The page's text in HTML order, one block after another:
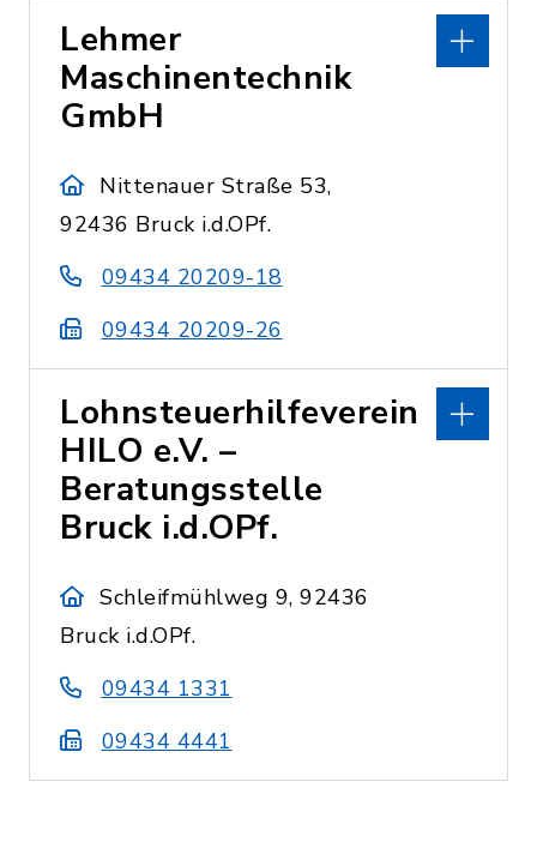
Lehmer
Maschinentechnik
GmbH
Nittenauer Straße 53,
92436 Bruck i.d.OPf.
09434 20209-18
09434 20209-26
Lohnsteuerhilfeverein
HILO e.V. –
Beratungsstelle
Bruck i.d.OPf.
Schleifmühlweg 9, 92436
Bruck i.d.OPf.
09434 1331
09434 4441